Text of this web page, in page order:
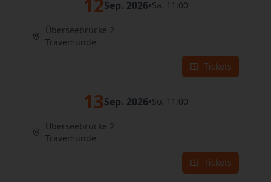
12Sep. 2026•Sa. 11:00
Überseebrücke 2
Travemünde
Tickets
13Sep. 2026•So. 11:00
Überseebrücke 2
Travemünde
Tickets